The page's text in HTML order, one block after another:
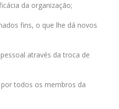
da organização;
fins, o que lhe dá novos
através da troca de
todos os membros da